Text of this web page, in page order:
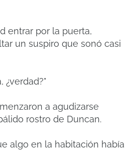
entrar por la puerta,
un suspiro que sonó casi
¿verdad?"
a agudizarse
rostro de Duncan.
algo en la habitación había